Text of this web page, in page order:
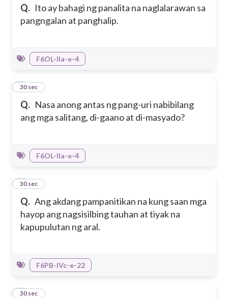
Q. Ito ay bahagi ng panalita na naglalarawan sa
pangngalan at panghalip.
F6OL-IIa-e-4
Q. Nasa anong antas ng pang-uri nabibilang
ang mga salitang, di-gaano at di-masyado?
3
30 sec
F6OL-IIa-e-4
Q. Ang akdang pampanitikan na kung saan mga
hayop ang nagsisilbing tauhan at tiyak na
kapupulutan ng aral.
4
30 sec
F6PB-IVc-e-22
5
30 sec